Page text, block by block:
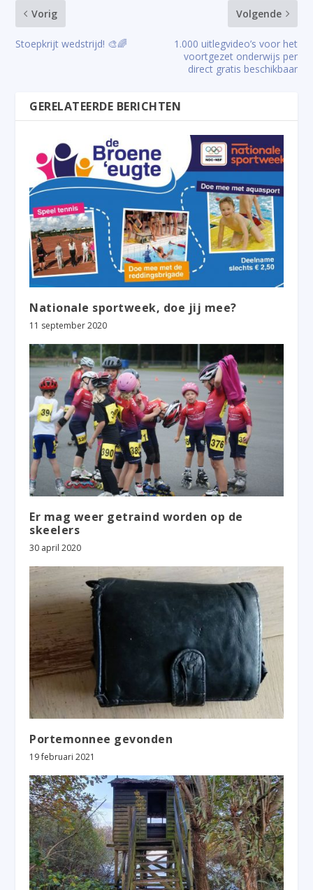
Vorig
Stoepkrijt wedstrijd! 🎨🌈
Volgende
1.000 uitlegvideo’s voor het
voortgezet onderwijs per
direct gratis beschikbaar
GERELATEERDE BERICHTEN
Nationale sportweek, doe jij mee?
11 september 2020
Er mag weer getraind worden op de
skeelers
30 april 2020
Portemonnee gevonden
19 februari 2021